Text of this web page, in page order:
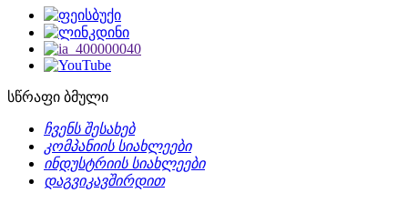
სწრაფი ბმული
ჩვენს შესახებ
კომპანიის სიახლეები
ინდუსტრიის სიახლეები
დაგვიკავშირდით